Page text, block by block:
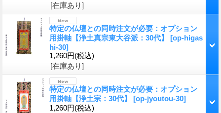
[在庫あり]
特定の仏壇との同時注文が必要：オプション
用掛軸【浄土真宗東大谷派：30代】 [op-higas
hi-30]
1,260円(税込)
[在庫あり]
特定の仏壇との同時注文が必要：オプション
用掛軸【浄土宗：30代】 [op-jyoutou-30]
1,260円(税込)